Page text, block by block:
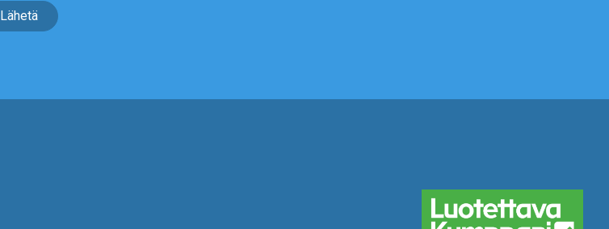
Lähetä